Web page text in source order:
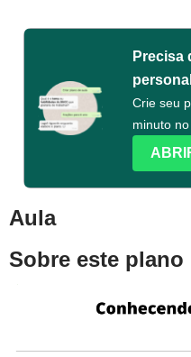
Precisa
Crie seu
minuto no
Aula
Sobre este plano